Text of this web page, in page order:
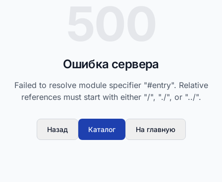
Ошибка сервера
Failed to resolve module specifier "#entry". Relative
references must start with either "/", "./", or "../".
Назад Каталог На главную